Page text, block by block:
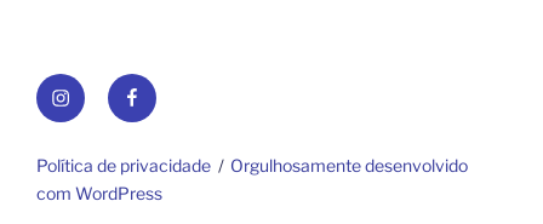
InstagramFacebook
Política de privacidade
Orgulhosamente desenvolvido
com WordPress